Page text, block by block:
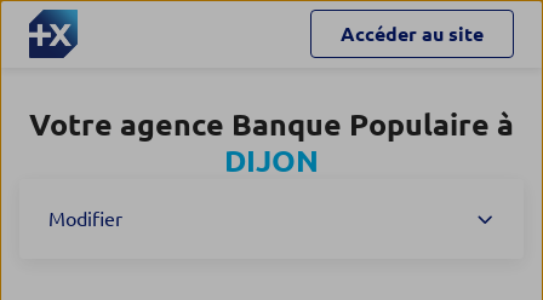
Accéder au site
Votre agence Banque Populaire à
DIJON
Modifier